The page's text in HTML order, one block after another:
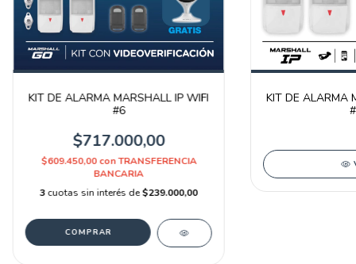
KIT DE ALARMA MARSHALL IP WIFI
#6
$717.000,00
$609.450,00conTRANSFERENCIA
BANCARIA
3cuotas sin interés de$239.000,00
KIT DE ALARMA